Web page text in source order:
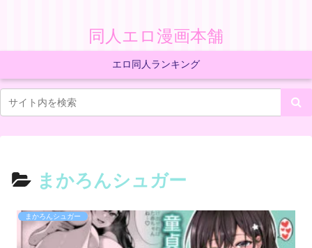
同人エロ漫画本舗
エロ同人ランキング
まかろんシュガー
まかろんシュガー